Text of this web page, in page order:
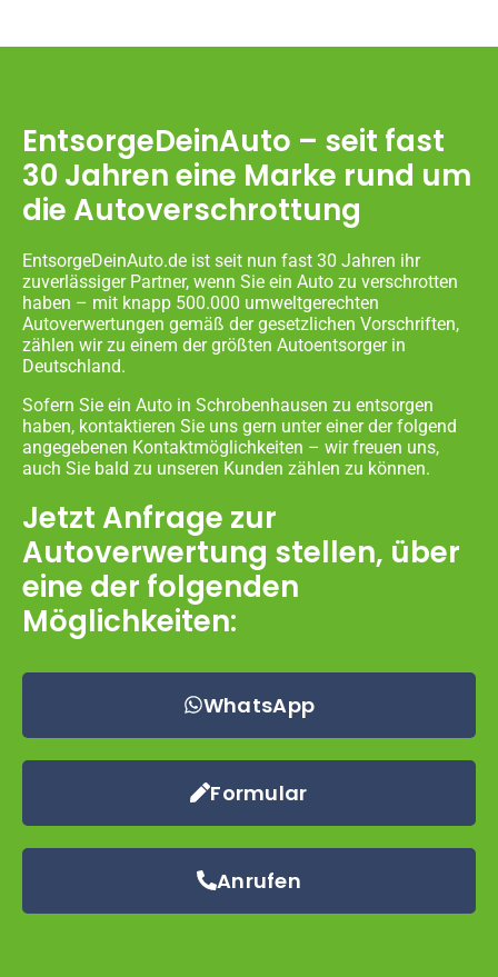
EntsorgeDeinAuto – seit fast
30 Jahren eine Marke rund um
die Autoverschrottung
EntsorgeDeinAuto.de ist seit nun fast 30 Jahren ihr
zuverlässiger Partner, wenn Sie ein Auto zu verschrotten
haben – mit knapp 500.000 umweltgerechten
Autoverwertungen gemäß der gesetzlichen Vorschriften,
zählen wir zu einem der größten Autoentsorger in
Deutschland.
Sofern Sie ein Auto in Schrobenhausen zu entsorgen
haben, kontaktieren Sie uns gern unter einer der folgend
angegebenen Kontaktmöglichkeiten – wir freuen uns,
auch Sie bald zu unseren Kunden zählen zu können.
Jetzt Anfrage zur
Autoverwertung stellen, über
eine der folgenden
Möglichkeiten:
WhatsApp
Formular
Anrufen